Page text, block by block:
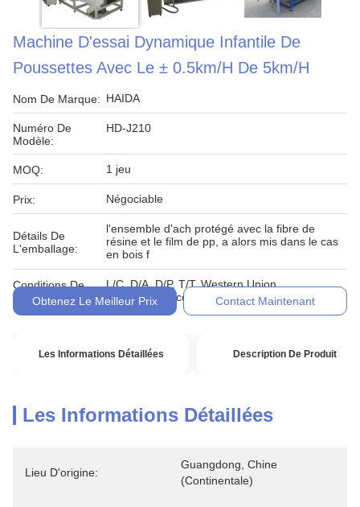
Machine D'essai Dynamique Infantile De
Poussettes Avec Le ± 0.5km/h De 5km/h
Nom De Marque: HAIDA
Numéro De
Modèle:
HD-J210
MOQ: 1 jeu
Prix: Négociable
Détails De
L'emballage:
l'ensemble d'ach protégé avec la fibre de
résine et le film de pp, a alors mis dans le cas
en bois f
Conditions De
Paiement:
L/C, D/A, D/P, T/T, Western Union,
MoneyGram, comptant, engagement
Obtenez Le Meilleur Prix Contact Maintenant
Les Informations Détaillées Description De Produit
Les Informations Détaillées
Lieu D'origine:
Guangdong, Chine
(continentale)